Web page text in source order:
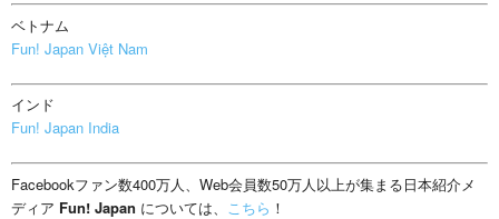
ベトナム
Fun! Japan Việt Nam
インド
Fun! Japan India
Facebookファン数400万人、Web会員数50万人以上が集まる日本紹介メ
ディア Fun! Japan については、 こちら ！